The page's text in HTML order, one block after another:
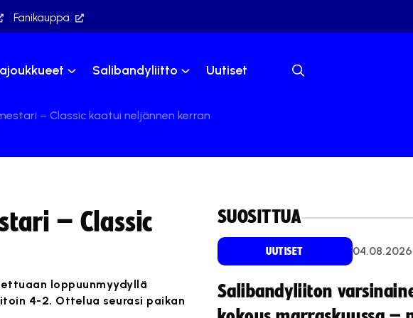
Fanikauppa
Salibandyliitto Uutiset
– Classic kaatui neljännen kerran
– Classic
loppuunmyydyllä
4-2. Ottelua seurasi paikan
SUOSITTUA
UUTISET 04.08.2026
Salibandyliiton